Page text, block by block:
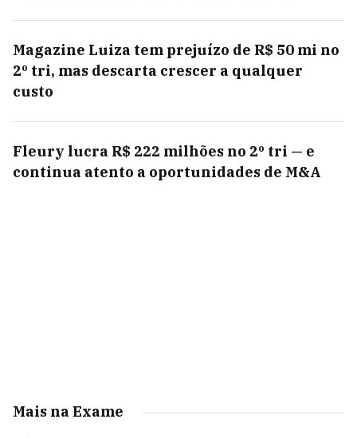
Magazine Luiza tem prejuízo de R$ 50 mi no
2º tri, mas descarta crescer a qualquer
custo
Fleury lucra R$ 222 milhões no 2º tri — e
continua atento a oportunidades de M&A
Mais na Exame